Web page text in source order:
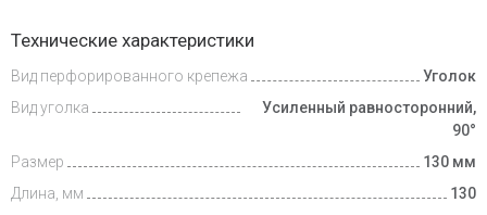
и оплата
Технические характеристики
Вид перфорированного крепежа
Уголок
Вид уголка
Усиленный равносторонний,
90°
Размер
130 мм
Длина, мм
130